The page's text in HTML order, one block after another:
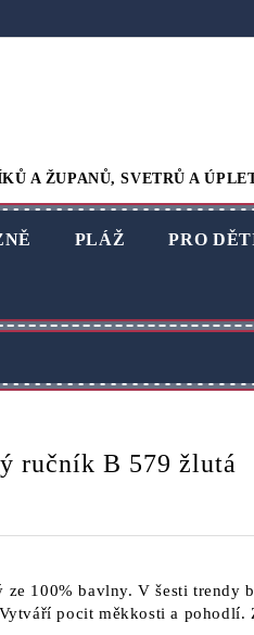
A ŽUPANŮ, SVETRŮ A
PLÁŽ PRO
ručník B 579 žlutá
100% bavlny. V šesti trendy
pocit měkkosti a pohodlí.